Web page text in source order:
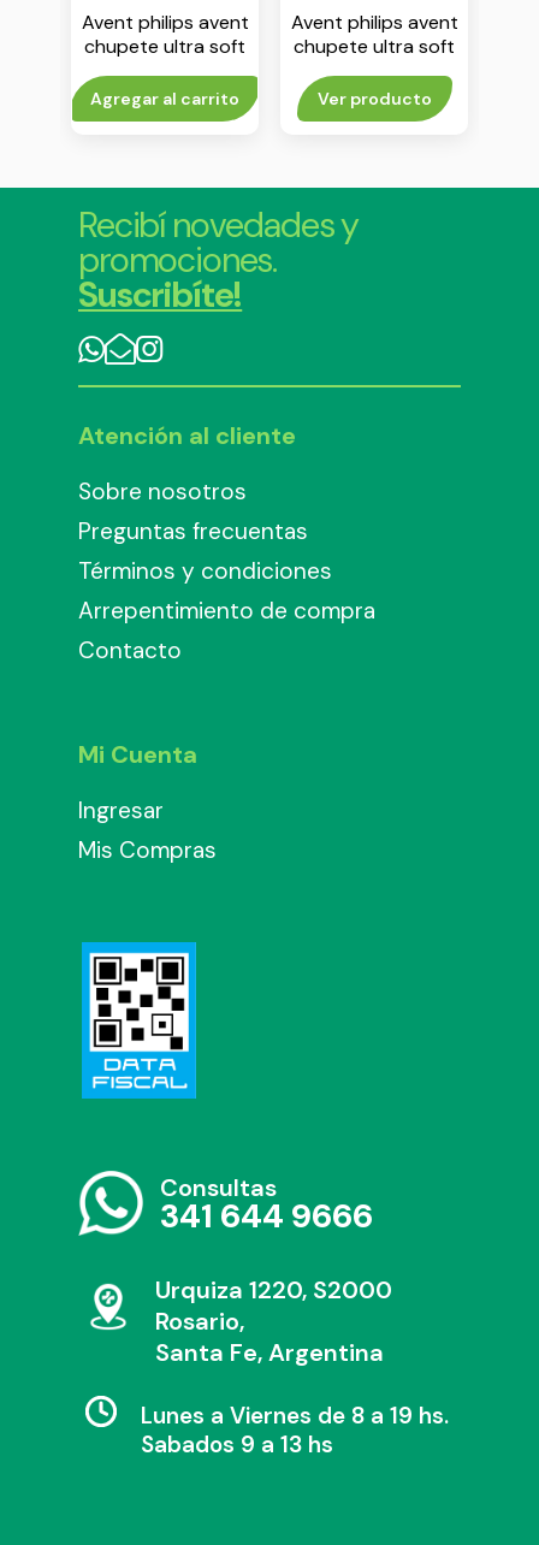
Avent philips avent
chupete ultra soft
0-6 m liso blanco
env x 1
Agregar al carrito
Avent philips avent
chupete ultra soft
0-6 m nena env x 2
Ver producto
Recibí novedades y
promociones.
Suscribíte!
Atención al cliente
Sobre nosotros
Preguntas frecuentas
Términos y condiciones
Arrepentimiento de compra
Contacto
Mi Cuenta
Ingresar
Mis Compras
Consultas
341 644 9666
Urquiza 1220, S2000
Rosario,
Santa Fe, Argentina
Lunes a Viernes de 8 a 19 hs.
Sabados 9 a 13 hs